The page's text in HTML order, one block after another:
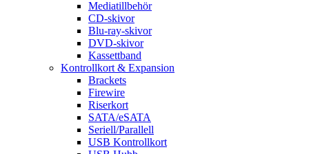
Mediatillbehör
CD-skivor
Blu-ray-skivor
DVD-skivor
Kassettband
Kontrollkort & Expansion
Brackets
Firewire
Riserkort
SATA/eSATA
Seriell/Parallell
USB Kontrollkort